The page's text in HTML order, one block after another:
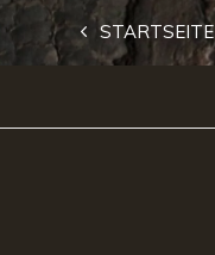
STARTSEITE